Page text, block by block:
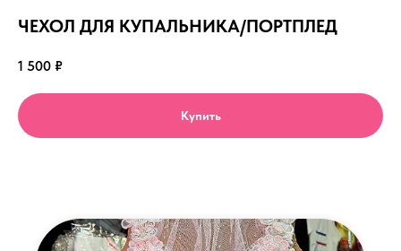
ЧЕХОЛ ДЛЯ КУПАЛЬНИКА/ПОРТПЛЕД
1 500 ₽
Купить